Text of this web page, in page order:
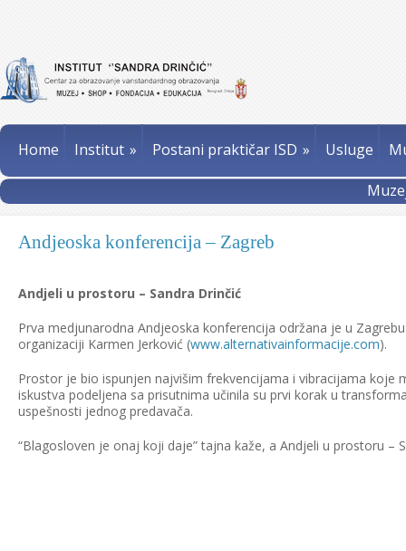
Home Institut » Postani praktičar ISD » Usluge
Andjeoska konferencija – Zagreb
Andjeli u prostoru – Sandra Drinčić
Prva medjunarodna Andjeoska konferencija održana je u
organizaciji Karmen Jerković (www.alternativainformacije.com).
Prostor je bio ispunjen najvišim frekvencijama i vibracijama
iskustva podeljena sa prisutnima učinila su prvi korak u
uspešnosti jednog predavača.
“Blagosloven je onaj koji daje” tajna kaže, a Andjeli u prostoru –